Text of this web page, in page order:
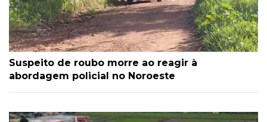
Suspeito de roubo morre ao reagir à
abordagem policial no Noroeste